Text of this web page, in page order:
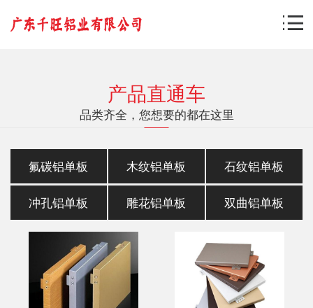
产品直通车
品类齐全，您想要的都在这里
氟碳铝单板 木纹铝单板 石纹铝单板
冲孔铝单板 雕花铝单板 双曲铝单板